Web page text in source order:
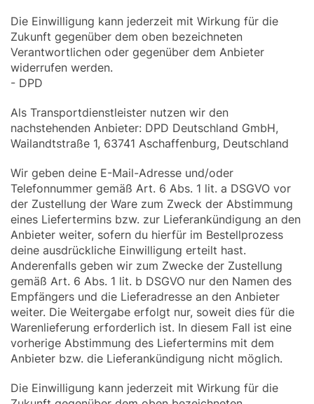
Die Einwilligung kann jederzeit mit Wirkung für die
Zukunft gegenüber dem oben bezeichneten
Verantwortlichen oder gegenüber dem Anbieter
widerrufen werden.
- DPD
Als Transportdienstleister nutzen wir den
nachstehenden Anbieter: DPD Deutschland GmbH,
Wailandtstraße 1, 63741 Aschaffenburg, Deutschland
Wir geben deine E-Mail-Adresse und/oder
Telefonnummer gemäß Art. 6 Abs. 1 lit. a DSGVO vor
der Zustellung der Ware zum Zweck der Abstimmung
eines Liefertermins bzw. zur Lieferankündigung an den
Anbieter weiter, sofern du hierfür im Bestellprozess
deine ausdrückliche Einwilligung erteilt hast.
Anderenfalls geben wir zum Zwecke der Zustellung
gemäß Art. 6 Abs. 1 lit. b DSGVO nur den Namen des
Empfängers und die Lieferadresse an den Anbieter
weiter. Die Weitergabe erfolgt nur, soweit dies für die
Warenlieferung erforderlich ist. In diesem Fall ist eine
vorherige Abstimmung des Liefertermins mit dem
Anbieter bzw. die Lieferankündigung nicht möglich.
Die Einwilligung kann jederzeit mit Wirkung für die